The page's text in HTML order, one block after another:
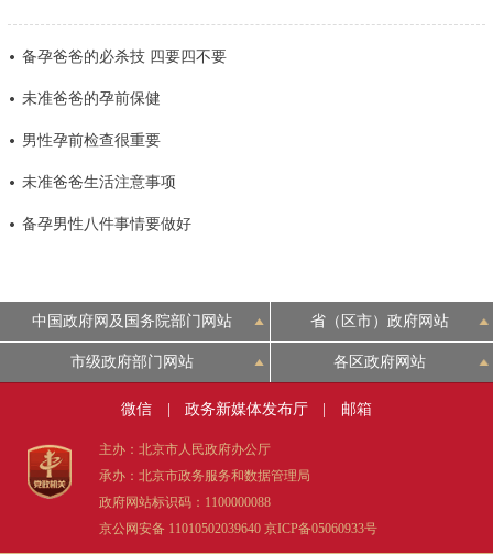
政策兑现 政策解读 回应关切
决策公开
政务服务
中介服务 阳光政务
政民互动
12345网上接诉即办 我要咨询
参与调查 在线访谈
备孕爸爸的必杀技 四要四不要
未准爸爸的孕前保健
男性孕前检查很重要
未准爸爸生活注意事项
备孕男性八件事情要做好
中国政府网及国务院部门网站 省（区市）政府网站
市级政府部门网站 各区政府网站
微信 政务新媒体发布厅 邮箱
主办：北京市人民政府办公厅
承办：北京市政务服务和数据管理局
政府网站标识码：1100000088
京公网安备 11010502039640 京ICP备05060933号